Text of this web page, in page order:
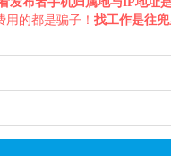
的都是骗子！ 找工作是往